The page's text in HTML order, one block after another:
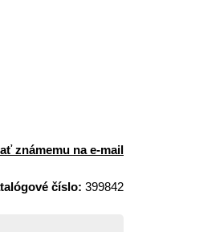
známemu na e-mail
číslo: 399842